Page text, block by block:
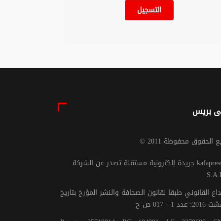
التسجيل
بريس
الحقوق محفوظة 2011
جريدة إلكترونية مستقلة تصدر عن الشركة kafapresse -
القانوني طبقا لقانون الصحافة والنشر المؤرخ بتاريخ